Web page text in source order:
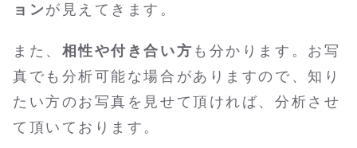
ョン が見えてきます。
また、 相性や付き合い方 も分かります。お写
真でも分析可能な場合がありますので、知り
たい方のお写真を見せて頂ければ、分析させ
て頂いております。